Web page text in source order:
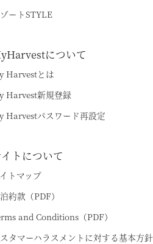
ートSTYLE
について
Harvestとは
Harvest新規登録
Harvestパスワード再設定
トについて
トマップ
約款（PDF）
and Conditions（PDF）
タマーハラスメントに対する基本方針